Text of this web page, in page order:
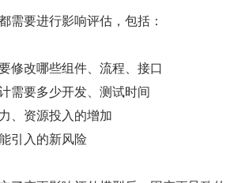
更都需要进行影响评估，包括：
修改哪些组件、流程、接口
需要多少开发、测试时间
、资源投入的增加
引入的新风险